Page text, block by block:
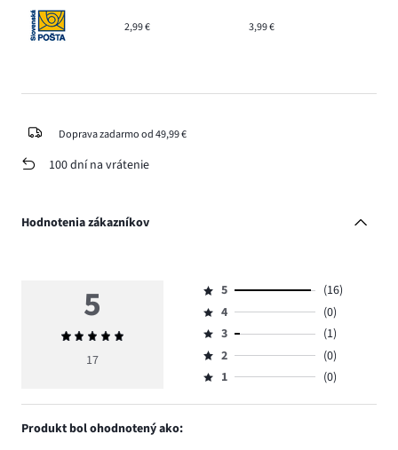
2,99 € 3,99 €
Doprava zadarmo od 49,99 €
100 dní na vrátenie
Hodnotenia zákazníkov
5
Priemerné
hodnotenie
17
Hodnotenie
5,
počet
hlasov
16.
5
(16)
Hodnotenie
4,
počet
hlasov
4
(0)
Hodnotenie
3,
počet
3
(1)
Hodnotenie
2,
2
(0)
Hodnotenie
1,
1 (0)
Produkt bol ohodnotený ako: